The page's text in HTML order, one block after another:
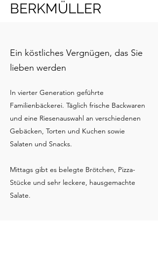
BERKMÜLLER
Ein köstliches Vergnügen, das Sie
lieben werden
In vierter Generation geführte
Familienbäckerei. Täglich frische Backwaren
und eine Riesenauswahl an verschiedenen
Gebäcken, Torten und Kuchen sowie
Salaten und Snacks.
Mittags gibt es belegte Brötchen, Pizza-
Stücke und sehr leckere, hausgemachte
Salate.